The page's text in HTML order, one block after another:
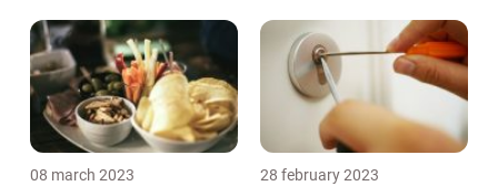
08 march 2023 28 february 2023